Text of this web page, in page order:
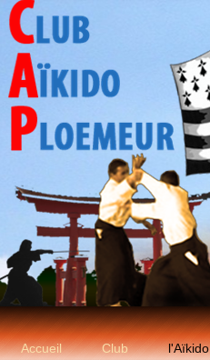
Accueil Club l'Aïkido